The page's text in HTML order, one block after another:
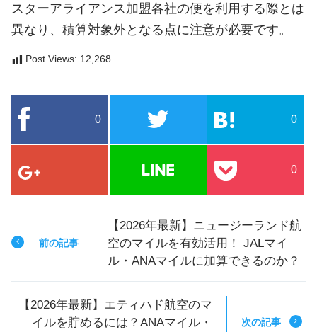
スターアライアンス加盟各社の便を利用する際とは
異なり、積算対象外となる点に注意が必要です。
Post Views: 12,268
0 0
0
前の記事
【2026年最新】ニュージーランド航
空のマイルを有効活用！ JALマイ
ル・ANAマイルに加算できるのか？
次の記事
【2026年最新】エティハド航空のマ
イルを貯めるには？ANAマイル・